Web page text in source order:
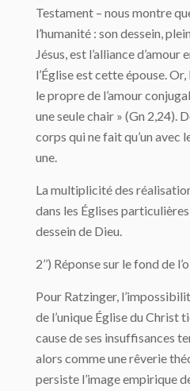
Testament – nous montre
l’humanité : son dessein,
Jésus, est l’alliance
l’Église est cette épouse.
le propre de l’amour
une seule chair » (Gn 2,24).
corps qui ne fait qu’un avec
une.
La multiplicité des
dans les Églises
dessein de Dieu.
2’’) Réponse sur le fond de
Pour Ratzinger,
de l’unique Église du Christ
cause de ses insuffisances
alors comme une rêverie
persiste l’image empirique